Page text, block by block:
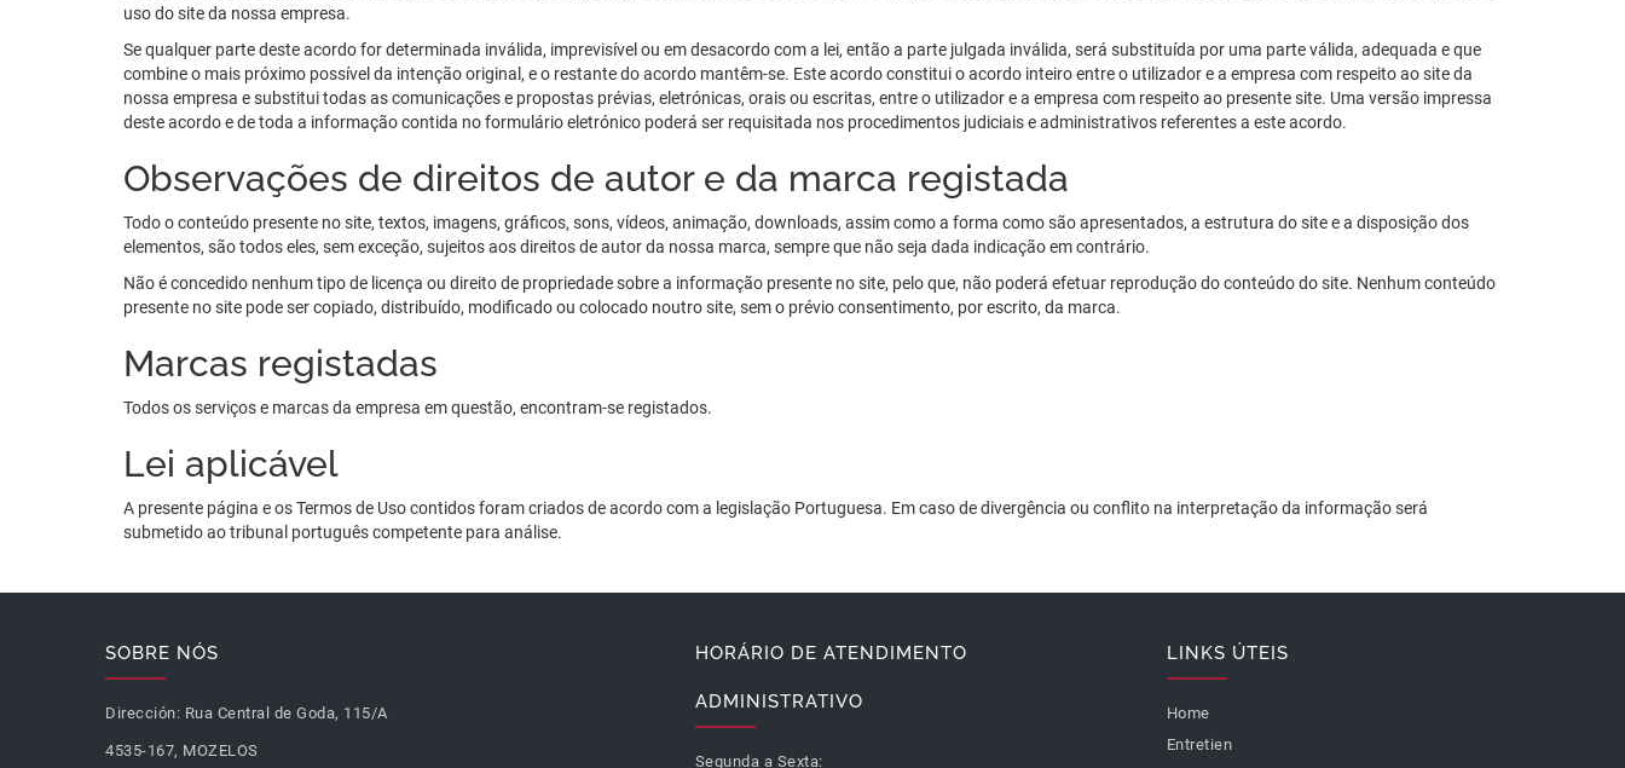
uso do site da nossa empresa.
Se qualquer parte deste acordo for determinada inválida, imprevisível ou em desacordo com a lei, então a parte julgada inválida, será substituída por uma parte válida, adequada e que
combine o mais próximo possível da intenção original, e o restante do acordo mantêm-se. Este acordo constitui o acordo inteiro entre o utilizador e a empresa com respeito ao site da
nossa empresa e substitui todas as comunicações e propostas prévias, eletrónicas, orais ou escritas, entre o utilizador e a empresa com respeito ao presente site. Uma versão impressa
deste acordo e de toda a informação contida no formulário eletrónico poderá ser requisitada nos procedimentos judiciais e administrativos referentes a este acordo.
Observações de direitos de autor e da marca registada
Todo o conteúdo presente no site, textos, imagens, gráficos, sons, vídeos, animação, downloads, assim como a forma como são apresentados, a estrutura do site e a disposição dos
elementos, são todos eles, sem exceção, sujeitos aos direitos de autor da nossa marca, sempre que não seja dada indicação em contrário.
Não é concedido nenhum tipo de licença ou direito de propriedade sobre a informação presente no site, pelo que, não poderá efetuar reprodução do conteúdo do site. Nenhum conteúdo
presente no site pode ser copiado, distribuído, modificado ou colocado noutro site, sem o prévio consentimento, por escrito, da marca.
Marcas registadas
Todos os serviços e marcas da empresa em questão, encontram-se registados.
Lei aplicável
A presente página e os Termos de Uso contidos foram criados de acordo com a legislação Portuguesa. Em caso de divergência ou conflito na interpretação da informação será
submetido ao tribunal português competente para análise.
SOBRE NÓS
Dirección: Rua Central de Goda, 115/A
4535-167, MOZELOS
HORÁRIO DE ATENDIMENTO
ADMINISTRATIVO
Segunda a Sexta:
LINKS ÚTEIS
Home
Entretien